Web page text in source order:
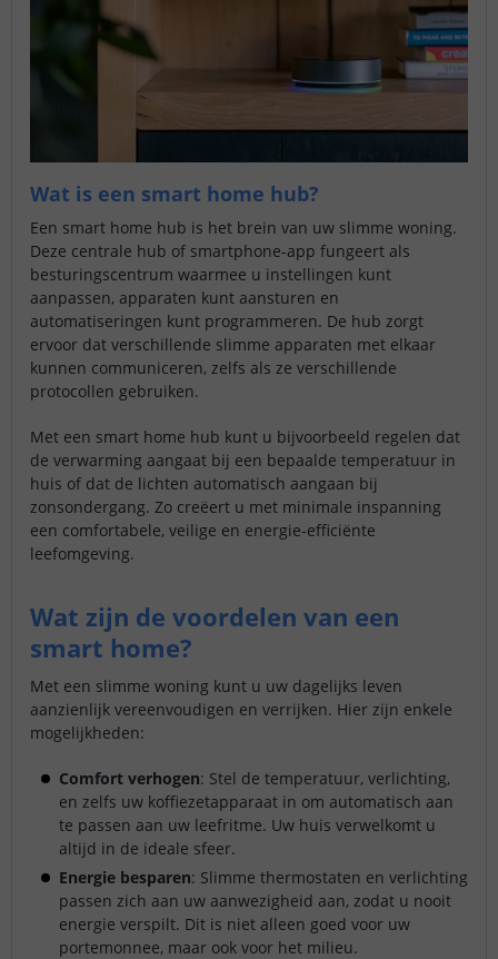
Wat is een smart home hub?
Een smart home hub is het brein van uw slimme woning.
Deze centrale hub of smartphone-app fungeert als
besturingscentrum waarmee u instellingen kunt
aanpassen, apparaten kunt aansturen en
automatiseringen kunt programmeren. De hub zorgt
ervoor dat verschillende slimme apparaten met elkaar
kunnen communiceren, zelfs als ze verschillende
protocollen gebruiken.
Met een smart home hub kunt u bijvoorbeeld regelen dat
de verwarming aangaat bij een bepaalde temperatuur in
huis of dat de lichten automatisch aangaan bij
zonsondergang. Zo creëert u met minimale inspanning
een comfortabele, veilige en energie-efficiënte
leefomgeving.
Wat zijn de voordelen van een
smart home?
Met een slimme woning kunt u uw dagelijks leven
aanzienlijk vereenvoudigen en verrijken. Hier zijn enkele
mogelijkheden:
Comfort verhogen: Stel de temperatuur, verlichting,
en zelfs uw koffiezetapparaat in om automatisch aan
te passen aan uw leefritme. Uw huis verwelkomt u
altijd in de ideale sfeer.
Energie besparen: Slimme thermostaten en verlichting
passen zich aan uw aanwezigheid aan, zodat u nooit
energie verspilt. Dit is niet alleen goed voor uw
portemonnee, maar ook voor het milieu.